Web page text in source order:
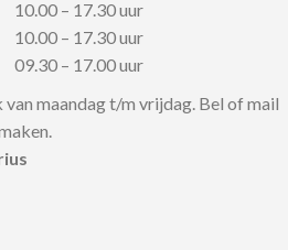
10.00 – 17.30 uur
10.00 – 17.30 uur
09.30 – 17.00 uur
maandag t/m vrijdag. Bel of mail